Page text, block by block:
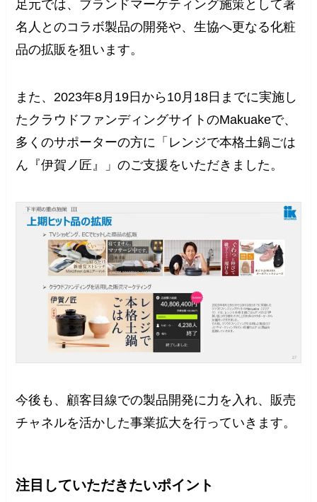
足元では、ブランドマーケティング施策として著
名人とのコラボ製品の開発や、生協へ更なる化粧
品の拡販を狙います。
また、2023年8月19日から10月18日までに実施し
たクラウドファンディングサイトのMakuakeで、
多くのサポーターの方に「レンジで本格土鍋ごは
ん『伊賀ノ匠』」のご支援をいただきました。
今後も、顧客目線での製品開発に力を入れ、販売
チャネルを活かした事業拡大を行っていきます。
注目していただきたいポイント